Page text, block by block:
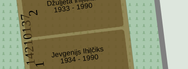
142101371
2
Jevgenijs Ihiļčiks
1934 - 1990
1933 - 1990